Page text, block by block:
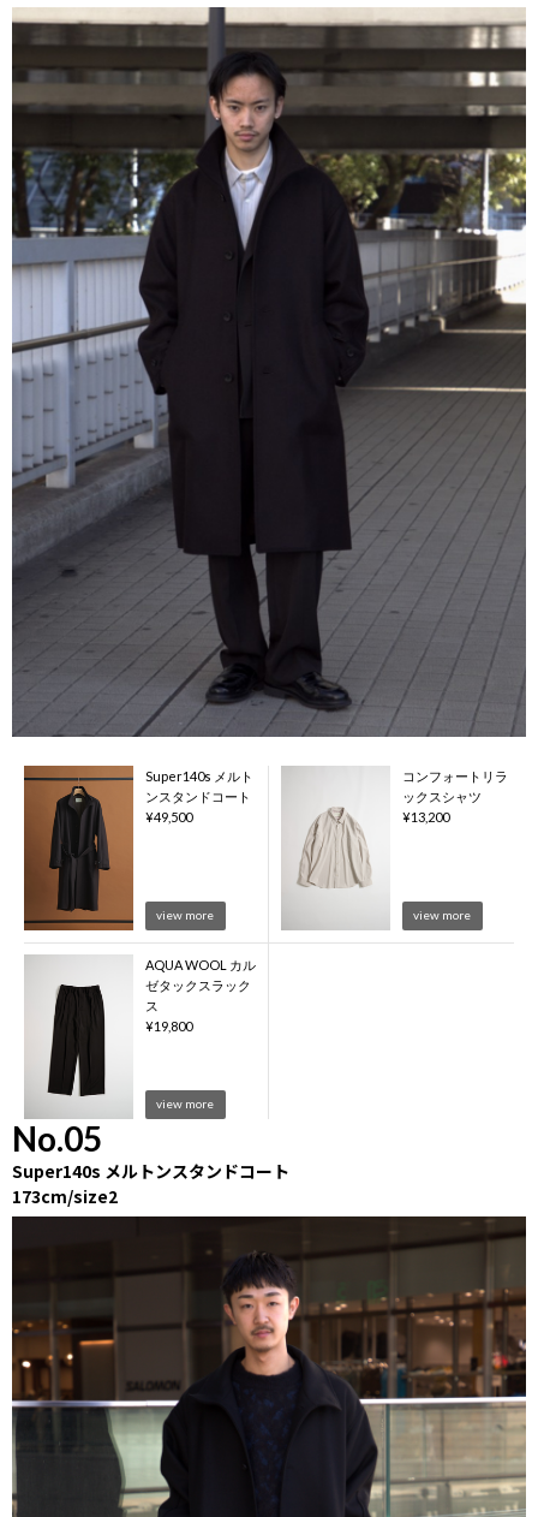
Super140s メルト
ンスタンドコート
¥49,500
view more
コンフォートリラ
ックスシャツ
¥13,200
view more
AQUA WOOL カル
ゼタックスラック
ス
¥19,800
view more
No.05
Super140s メルトンスタンドコート
173cm/size2